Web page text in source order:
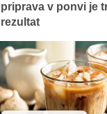
priprava v ponvi je
rezultat